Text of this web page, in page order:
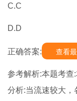
C.C
D.D
正确答案: 查看
参考解析:本题考查
分析:当流速较大，